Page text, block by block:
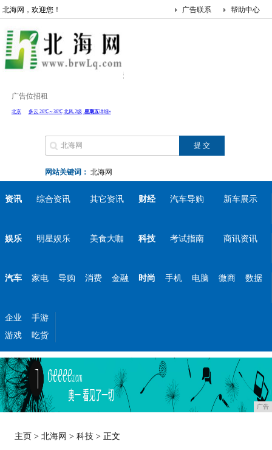
北海网，欢迎您！ 帮助中心
广告联系
广告位招租
网站关键词： 北海网
资讯 综合资讯 其它资讯 财经 汽车导购 新车展示
娱乐 明星娱乐 美食大咖 科技 考试指南 商讯资讯
汽车 家电 导购 消费 金融 时尚 手机 电脑 微商 数据
企业
手游
游戏
吃货
广告
主页 >北海网 >科技 > 正文